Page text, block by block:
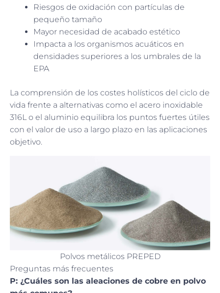
Riesgos de oxidación con partículas de
pequeño tamaño
Mayor necesidad de acabado estético
Impacta a los organismos acuáticos en
densidades superiores a los umbrales de la
EPA
La comprensión de los costes holísticos del ciclo de
vida frente a alternativas como el acero inoxidable
316L o el aluminio equilibra los puntos fuertes útiles
con el valor de uso a largo plazo en las aplicaciones
objetivo.
Polvos metálicos PREPED
Preguntas más frecuentes
P: ¿Cuáles son las aleaciones de cobre en polvo